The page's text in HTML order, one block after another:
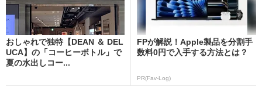
おしゃれで独特【DEAN ＆ DEL
UCA】の「コーヒーボトル」で
夏の水出しコー...
FPが解説！Apple製品を分割手
数料0円で入手する方法とは？
PR(Fav-Log)